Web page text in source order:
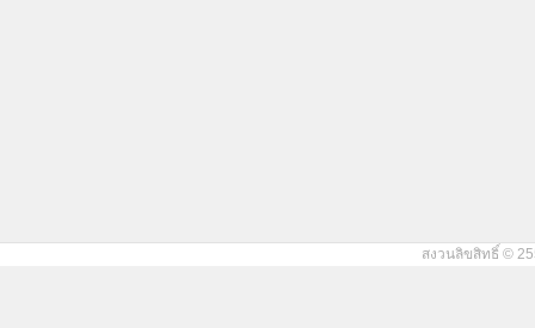
สงวนลิขสิทธิ์ ©